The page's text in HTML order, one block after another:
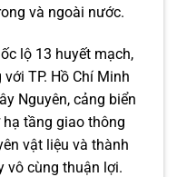
và ngoài nước.
lộ 13 huyết mạch,
TP. Hồ Chí Minh
Nguyên, cảng biển
hạ tầng giao thông
vật liệu và thành
vô cùng thuận lợi.